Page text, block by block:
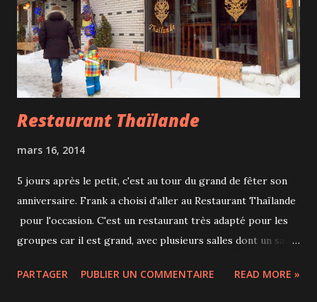
Restaurant Thaïlande
mars 16, 2014
5 jours après le petit, c'est au tour du grand de fêter son
anniversaire. Frank a choisi d'aller au Restaurant Thaïlande
pour l'occasion. C'est un restaurant très adapté pour les
groupes car il est grand, avec plusieurs salles dont un salon
expériences de ce genre, on s'abstient maintenant car à la
PARTAGER PUBLIER UN COMMENTAIRE READ MORE »